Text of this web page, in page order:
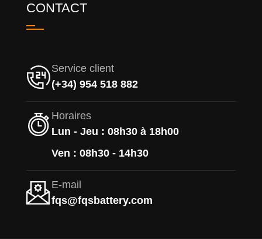
CONTACT
Service client
(+34) 954 518 882
Horaires
Lun - Jeu : 08h30 à 18h00
Ven : 08h30 - 14h30
E-mail
fqs@fqsbattery.com